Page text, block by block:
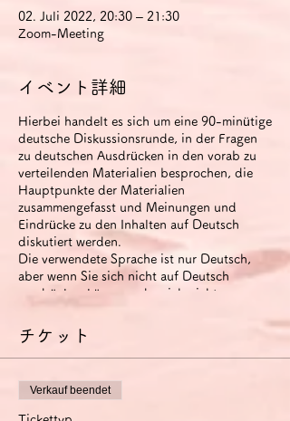
02. Juli 2022, 20:30 – 21:30
Zoom-Meeting
イベント詳細
Hierbei handelt es sich um eine 90-minütige
deutsche Diskussionsrunde, in der Fragen
zu deutschen Ausdrücken in den vorab zu
verteilenden Materialien besprochen, die
Hauptpunkte der Materialien
zusammengefasst und Meinungen und
Eindrücke zu den Inhalten auf Deutsch
diskutiert werden.
Die verwendete Sprache ist nur Deutsch,
aber wenn Sie sich nicht auf Deutsch
ausdrücken können oder sich nicht
Sie Japanisch verwenden (um Zeit zu
sparen).
Der runde Tisch wird aufgezeichnet. Das
Video steht den Teilnehmern zwei Wochen
nach Ende der Veranstaltung zur Verfügung.
Wenn Sie die Option
チケット
Verkauf beendet